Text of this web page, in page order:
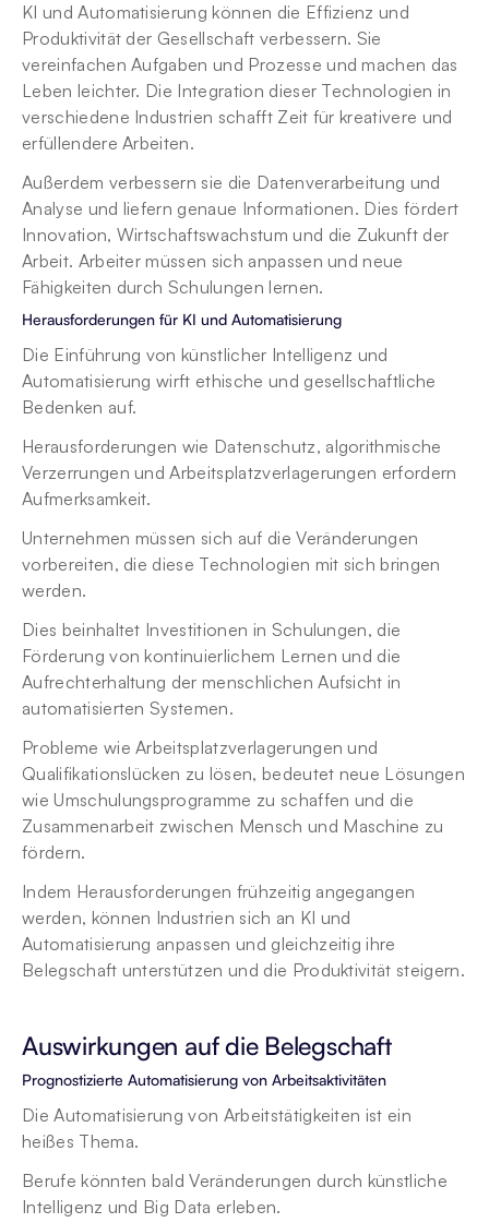
KI und Automatisierung können die Effizienz und
Produktivität der Gesellschaft verbessern. Sie
vereinfachen Aufgaben und Prozesse und machen das
Leben leichter. Die Integration dieser Technologien in
verschiedene Industrien schafft Zeit für kreativere und
erfüllendere Arbeiten.
Außerdem verbessern sie die Datenverarbeitung und
Analyse und liefern genaue Informationen. Dies fördert
Innovation, Wirtschaftswachstum und die Zukunft der
Arbeit. Arbeiter müssen sich anpassen und neue
Fähigkeiten durch Schulungen lernen.
Herausforderungen für KI und Automatisierung
Die Einführung von künstlicher Intelligenz und
Automatisierung wirft ethische und gesellschaftliche
Bedenken auf.
Herausforderungen wie Datenschutz, algorithmische
Verzerrungen und Arbeitsplatzverlagerungen erfordern
Aufmerksamkeit.
Unternehmen müssen sich auf die Veränderungen
vorbereiten, die diese Technologien mit sich bringen
werden.
Dies beinhaltet Investitionen in Schulungen, die
Förderung von kontinuierlichem Lernen und die
Aufrechterhaltung der menschlichen Aufsicht in
automatisierten Systemen.
Probleme wie Arbeitsplatzverlagerungen und
Qualifikationslücken zu lösen, bedeutet neue Lösungen
wie Umschulungsprogramme zu schaffen und die
Zusammenarbeit zwischen Mensch und Maschine zu
fördern.
Indem Herausforderungen frühzeitig angegangen
werden, können Industrien sich an KI und
Automatisierung anpassen und gleichzeitig ihre
Belegschaft unterstützen und die Produktivität steigern.
Auswirkungen auf die Belegschaft
Prognostizierte Automatisierung von Arbeitsaktivitäten
Die Automatisierung von Arbeitstätigkeiten ist ein
heißes Thema.
Berufe könnten bald Veränderungen durch künstliche
Intelligenz und Big Data erleben.